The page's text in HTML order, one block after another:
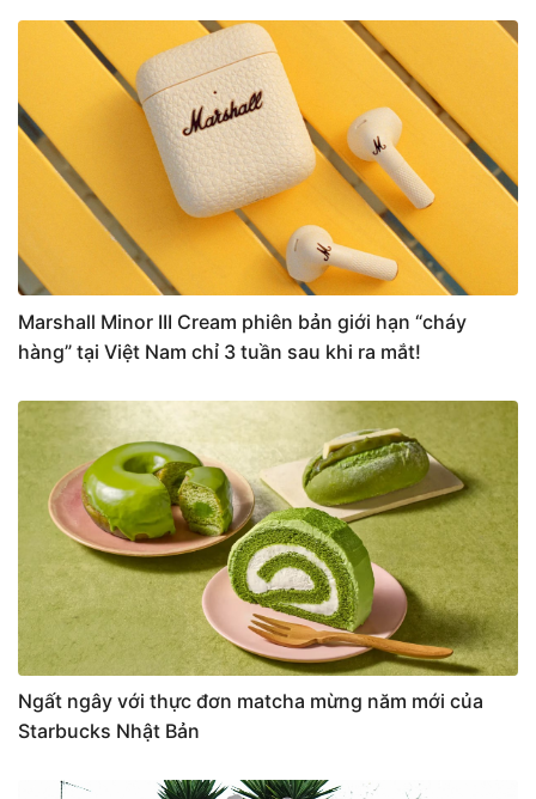
Marshall Minor III Cream phiên bản giới hạn “cháy
hàng” tại Việt Nam chỉ 3 tuần sau khi ra mắt!
Ngất ngây với thực đơn matcha mừng năm mới của
Starbucks Nhật Bản